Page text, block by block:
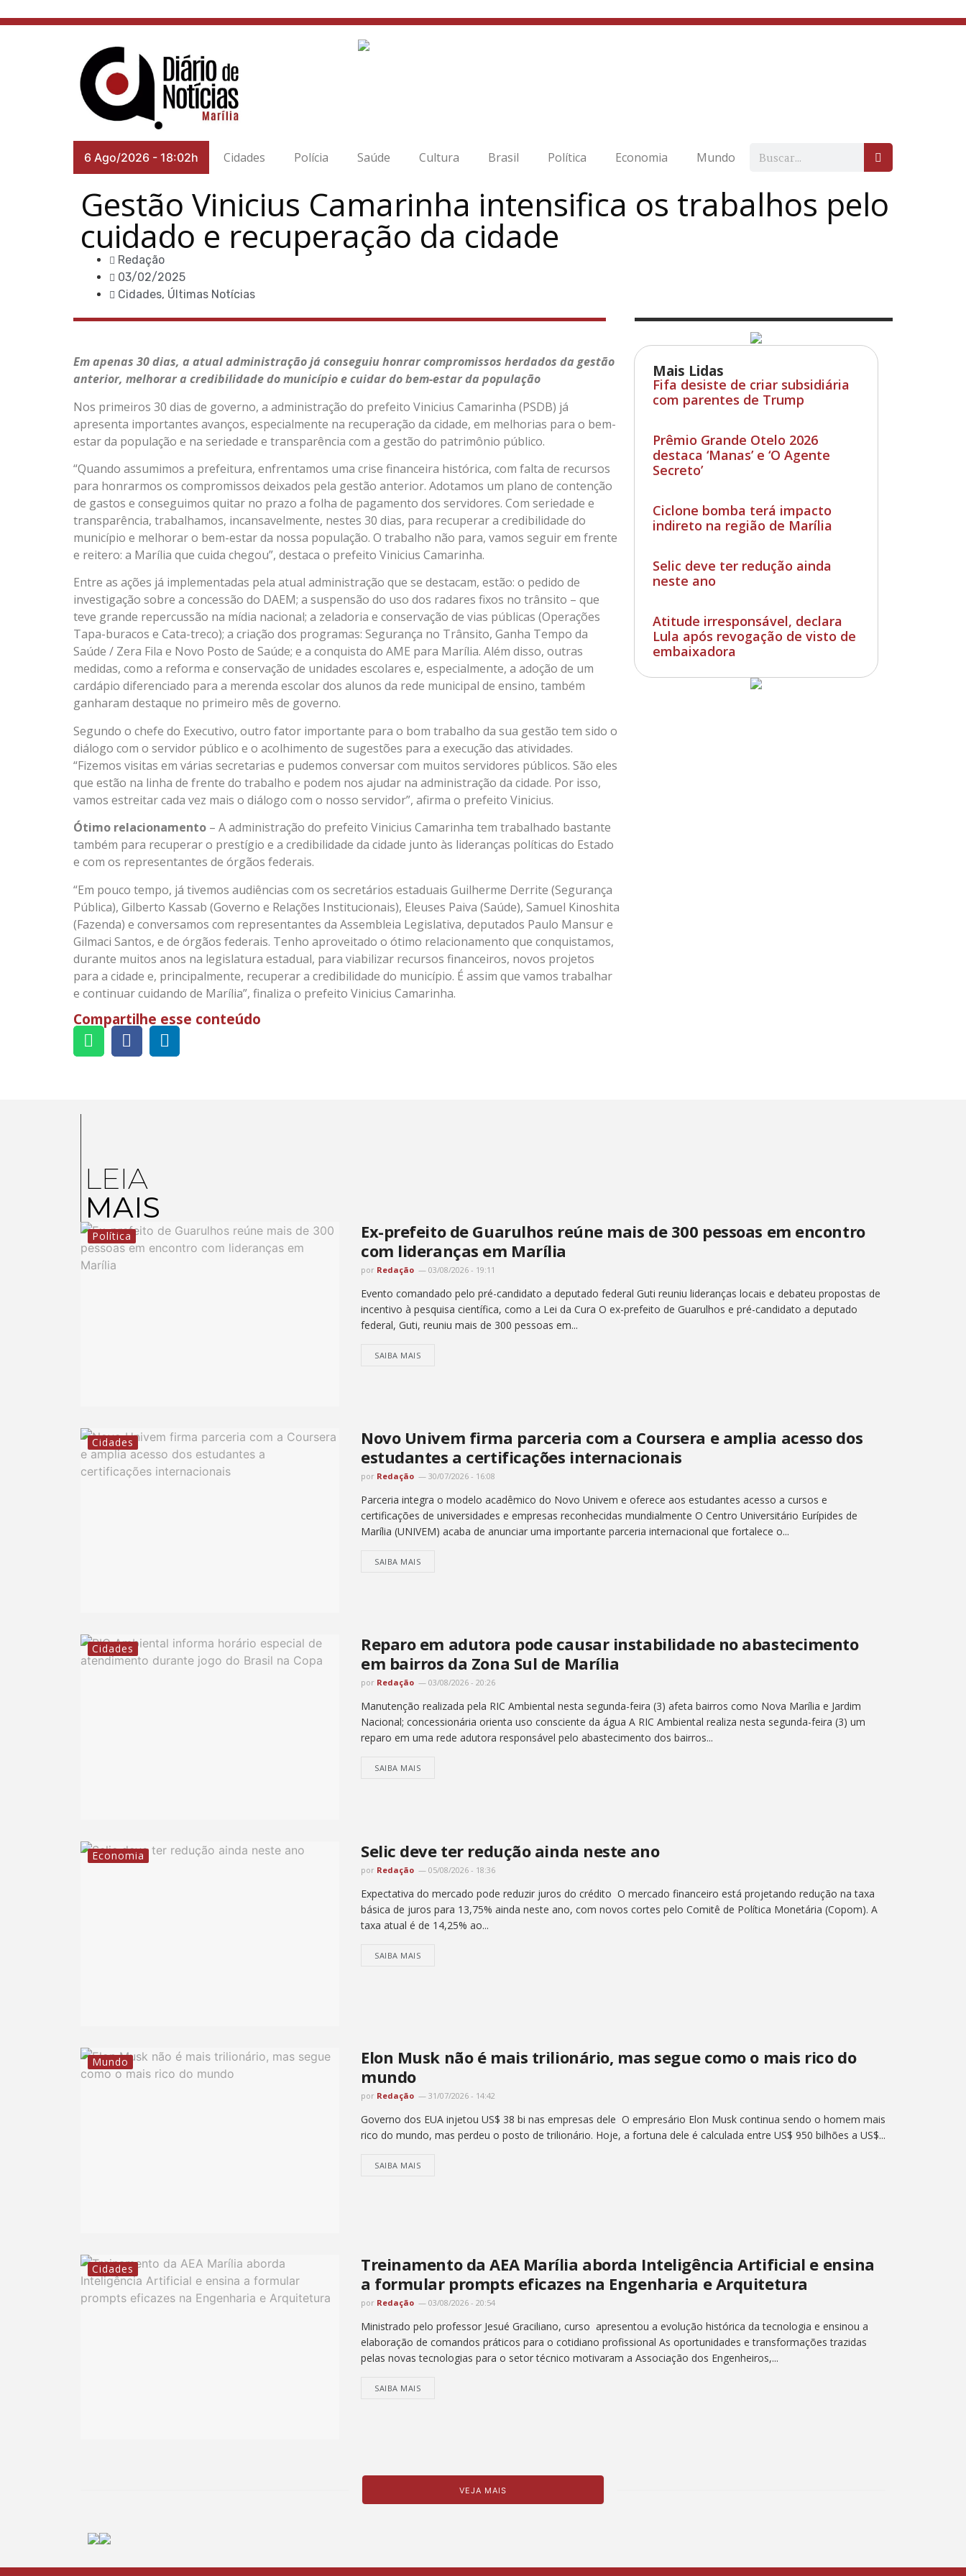
6 Ago/2026 - 18:02h Cidades Polícia Saúde Cultura Brasil Política Economia Mundo
Gestão Vinicius Camarinha intensifica os trabalhos pelo
cuidado e recuperação da cidade
Redação
03/02/2025
Cidades, Últimas Notícias
Mais Lidas
Fifa desiste de criar subsidiária
com parentes de Trump
Prêmio Grande Otelo 2026
destaca ‘Manas’ e ‘O Agente
Secreto’
Ciclone bomba terá impacto
indireto na região de Marília
Selic deve ter redução ainda
neste ano
Atitude irresponsável, declara
Lula após revogação de visto de
embaixadora
Em apenas 30 dias, a atual administração já conseguiu honrar compromissos herdados da gestão
anterior, melhorar a credibilidade do município e cuidar do bem-estar da população
Nos primeiros 30 dias de governo, a administração do prefeito Vinicius Camarinha (PSDB) já
apresenta importantes avanços, especialmente na recuperação da cidade, em melhorias para o bem-
estar da população e na seriedade e transparência com a gestão do patrimônio público.
“Quando assumimos a prefeitura, enfrentamos uma crise financeira histórica, com falta de recursos
para honrarmos os compromissos deixados pela gestão anterior. Adotamos um plano de contenção
de gastos e conseguimos quitar no prazo a folha de pagamento dos servidores. Com seriedade e
transparência, trabalhamos, incansavelmente, nestes 30 dias, para recuperar a credibilidade do
município e melhorar o bem-estar da nossa população. O trabalho não para, vamos seguir em frente
e reitero: a Marília que cuida chegou”, destaca o prefeito Vinicius Camarinha.
Entre as ações já implementadas pela atual administração que se destacam, estão: o pedido de
investigação sobre a concessão do DAEM; a suspensão do uso dos radares fixos no trânsito – que
teve grande repercussão na mídia nacional; a zeladoria e conservação de vias públicas (Operações
Tapa-buracos e Cata-treco); a criação dos programas: Segurança no Trânsito, Ganha Tempo da
Saúde / Zera Fila e Novo Posto de Saúde; e a conquista do AME para Marília. Além disso, outras
medidas, como a reforma e conservação de unidades escolares e, especialmente, a adoção de um
cardápio diferenciado para a merenda escolar dos alunos da rede municipal de ensino, também
ganharam destaque no primeiro mês de governo.
Segundo o chefe do Executivo, outro fator importante para o bom trabalho da sua gestão tem sido o
diálogo com o servidor público e o acolhimento de sugestões para a execução das atividades.
“Fizemos visitas em várias secretarias e pudemos conversar com muitos servidores públicos. São eles
que estão na linha de frente do trabalho e podem nos ajudar na administração da cidade. Por isso,
vamos estreitar cada vez mais o diálogo com o nosso servidor”, afirma o prefeito Vinicius.
Ótimo relacionamento – A administração do prefeito Vinicius Camarinha tem trabalhado bastante
também para recuperar o prestígio e a credibilidade da cidade junto às lideranças políticas do Estado
e com os representantes de órgãos federais.
“Em pouco tempo, já tivemos audiências com os secretários estaduais Guilherme Derrite (Segurança
Pública), Gilberto Kassab (Governo e Relações Institucionais), Eleuses Paiva (Saúde), Samuel Kinoshita
(Fazenda) e conversamos com representantes da Assembleia Legislativa, deputados Paulo Mansur e
Gilmaci Santos, e de órgãos federais. Tenho aproveitado o ótimo relacionamento que conquistamos,
durante muitos anos na legislatura estadual, para viabilizar recursos financeiros, novos projetos
para a cidade e, principalmente, recuperar a credibilidade do município. É assim que vamos trabalhar
e continuar cuidando de Marília”, finaliza o prefeito Vinicius Camarinha.
Compartilhe esse conteúdo
LEIA
MAIS
Política
Ex-prefeito de Guarulhos reúne mais de 300 pessoas em encontro
com lideranças em Marília
por Redação 03/08/2026 - 19:11
Evento comandado pelo pré-candidato a deputado federal Guti reuniu lideranças locais e debateu propostas de
incentivo à pesquisa científica, como a Lei da Cura O ex-prefeito de Guarulhos e pré-candidato a deputado
federal, Guti, reuniu mais de 300 pessoas em...
SAIBA MAIS
Cidades
Novo Univem firma parceria com a Coursera e amplia acesso dos
estudantes a certificações internacionais
por Redação 30/07/2026 - 16:08
Parceria integra o modelo acadêmico do Novo Univem e oferece aos estudantes acesso a cursos e
certificações de universidades e empresas reconhecidas mundialmente O Centro Universitário Eurípides de
Marília (UNIVEM) acaba de anunciar uma importante parceria internacional que fortalece o...
SAIBA MAIS
Cidades
Reparo em adutora pode causar instabilidade no abastecimento
em bairros da Zona Sul de Marília
por Redação 03/08/2026 - 20:26
Manutenção realizada pela RIC Ambiental nesta segunda-feira (3) afeta bairros como Nova Marília e Jardim
Nacional; concessionária orienta uso consciente da água A RIC Ambiental realiza nesta segunda-feira (3) um
reparo em uma rede adutora responsável pelo abastecimento dos bairros...
SAIBA MAIS
Economia Selic deve ter redução ainda neste ano
por Redação 05/08/2026 - 18:36
Expectativa do mercado pode reduzir juros do crédito O mercado financeiro está projetando redução na taxa
básica de juros para 13,75% ainda neste ano, com novos cortes pelo Comitê de Política Monetária (Copom). A
taxa atual é de 14,25% ao...
SAIBA MAIS
Mundo
Elon Musk não é mais trilionário, mas segue como o mais rico do
mundo
por Redação 31/07/2026 - 14:42
Governo dos EUA injetou US$ 38 bi nas empresas dele O empresário Elon Musk continua sendo o homem mais
rico do mundo, mas perdeu o posto de trilionário. Hoje, a fortuna dele é calculada entre US$ 950 bilhões a US$...
SAIBA MAIS
Cidades
Treinamento da AEA Marília aborda Inteligência Artificial e ensina
a formular prompts eficazes na Engenharia e Arquitetura
por Redação 03/08/2026 - 20:54
Ministrado pelo professor Jesué Graciliano, curso apresentou a evolução histórica da tecnologia e ensinou a
elaboração de comandos práticos para o cotidiano profissional As oportunidades e transformações trazidas
pelas novas tecnologias para o setor técnico motivaram a Associação dos Engenheiros,...
SAIBA MAIS
VEJA MAIS